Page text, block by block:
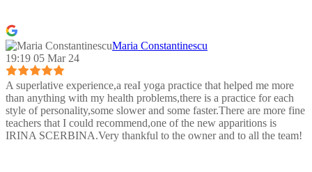
Maria Constantinescu
19:19 05 Mar 24
A superlative experience,a reaI yoga practice that helped me more
than anything with my health problems,there is a practice for each
style of personality,some slower and some faster.There are more fine
teachers that I could recommend,one of the new apparitions is
IRINA SCERBINA.Very thankful to the owner and to all the team!